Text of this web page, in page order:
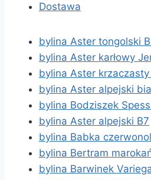
Dostawa
bylina Aster tongolski
bylina Aster karłowy
bylina Aster
bylina Aster alpejski
bylina Bodziszek
bylina Aster alpejski B7
bylina Babka
bylina Bertram
bylina Barwinek